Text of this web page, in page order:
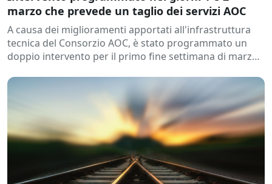
marzo che prevede un taglio dei servizi AOC
A causa dei miglioramenti apportati all'infrastruttura
tecnica del Consorzio AOC, è stato programmato un
doppio intervento per il primo fine settimana di marzo,